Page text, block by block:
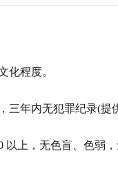
化程度。
三年内无犯罪纪录(提
以上，无色盲、色弱